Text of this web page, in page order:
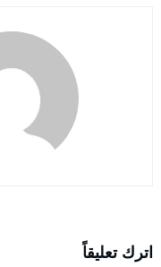
اترك تعليقاً